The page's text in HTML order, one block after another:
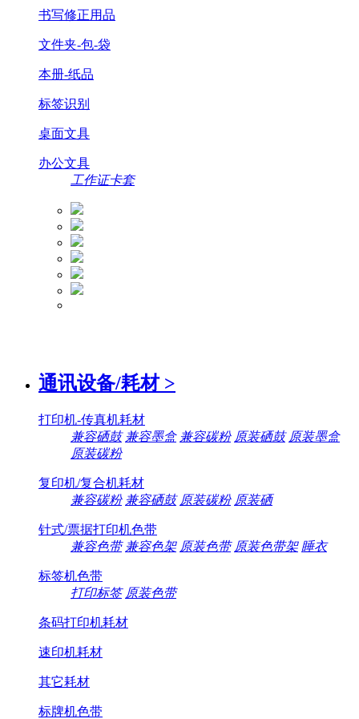
书写修正用品
文件夹-包-袋
本册-纸品
标签识别
桌面文具
办公文具
工作证卡套
通讯设备/耗材 >
打印机-传真机耗材
兼容硒鼓 兼容墨盒 兼容碳粉 原装硒鼓 原装墨盒
原装碳粉
复印机/复合机耗材
兼容碳粉 兼容硒鼓 原装碳粉 原装硒
针式/票据打印机色带
兼容色带 兼容色架 原装色带 原装色带架 睡衣
标签机色带
打印标签 原装色带
条码打印机耗材
速印机耗材
其它耗材
标牌机色带